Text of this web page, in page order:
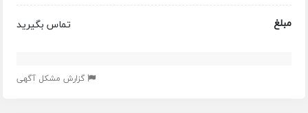
مبلغ
تماس بگیرید
گزارش مشکل آگهی